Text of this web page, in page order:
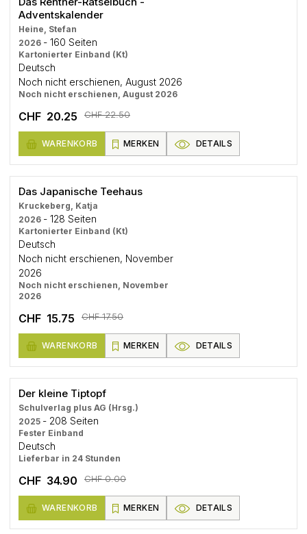
Adventskalender
Heine, Stefan
2026 - 160 Seiten
Kartonierter Einband (Kt)
Deutsch
Noch nicht erschienen, August 2026
Noch nicht erschienen, August 2026
CHF 20.25 CHF 22.50
WARENKORB MERKEN DETAILS
Das Japanische Teehaus
Kruckeberg, Katja
2026 - 128 Seiten
Kartonierter Einband (Kt)
Deutsch
Noch nicht erschienen, November
2026
Noch nicht erschienen, November
2026
CHF 15.75 CHF 17.50
WARENKORB MERKEN DETAILS
Der kleine Tiptopf
Schulverlag plus AG (Hrsg.)
2025 - 208 Seiten
Fester Einband
Deutsch
Lieferbar in 24 Stunden
CHF 34.90 CHF 0.00
WARENKORB MERKEN DETAILS